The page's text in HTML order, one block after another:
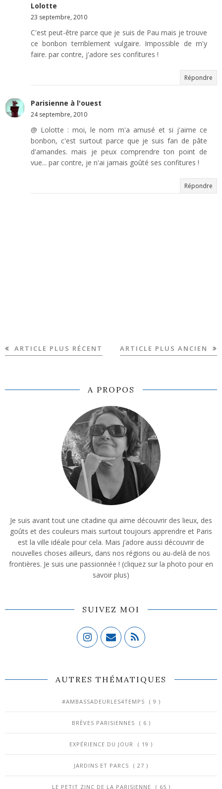
Lolotte
23 septembre, 2010
C'est peut-être parce que je suis de Pau mais je trouve
ce bonbon terriblement vulgaire. Impossible de m'y
faire. par contre, j'adore ses confitures !
Répondre
Parisienne à l'ouest
24 septembre, 2010
@ Lolotte : moi, le nom m'a amusé et si j'aime ce
bonbon, c'est surtout parce que je suis fan de pâte
d'amandes. mais je peux comprendre ton point de
vue... par contre, je n'ai jamais goûté ses confitures !
Répondre
ARTICLE PLUS RÉCENT ARTICLE PLUS ANCIEN
A PROPOS
Je suis avant tout une citadine qui aime découvrir des lieux, des
goûts et des couleurs mais surtout toujours apprendre et Paris
est la ville idéale pour cela. Mais j’adore aussi découvrir de
nouvelles choses ailleurs, dans nos régions ou au-delà de nos
frontières. Je suis une passionnée ! (cliquez sur la photo pour en
savoir plus)
SUIVEZ MOI
AUTRES THÉMATIQUES
#AMBASSADEURLES4TEMPS ( 9 )
BRÈVES PARISIENNES ( 6 )
EXPÉRIENCE DU JOUR ( 19 )
JARDINS ET PARCS ( 27 )
LE PETIT ZINC DE LA PARISIENNE ( 65 )